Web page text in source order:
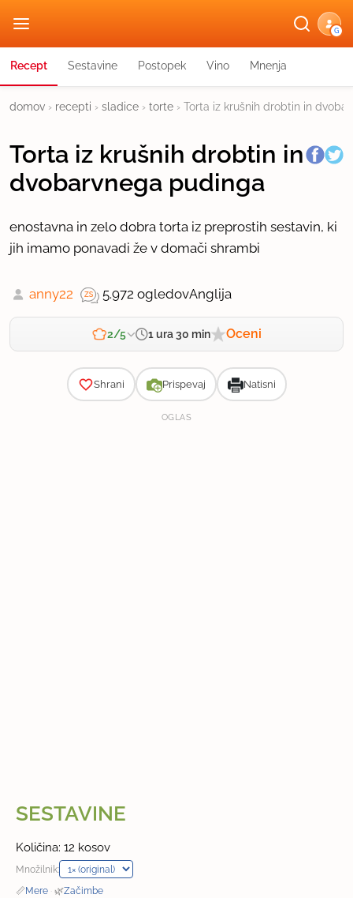
G
Recept Sestavine Postopek Vino Mnenja
domov › recepti › sladice › torte › Torta iz krušnih drobtin in
Torta iz krušnih drobtin in
dvobarvnega pudinga
enostavna in zelo dobra torta iz preprostih sestavin, ki
jih imamo ponavadi že v domači shrambi
anny22 5.972 ogledovAnglija
2/5 1 ura 30 min Oceni
Shrani Prispevaj Natisni
OGLAS
SESTAVINE
Količina: 12 kosov
Množilnik:
📏Mere · 🌿Začimbe